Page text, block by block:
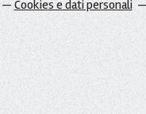
Cookies e dati personali